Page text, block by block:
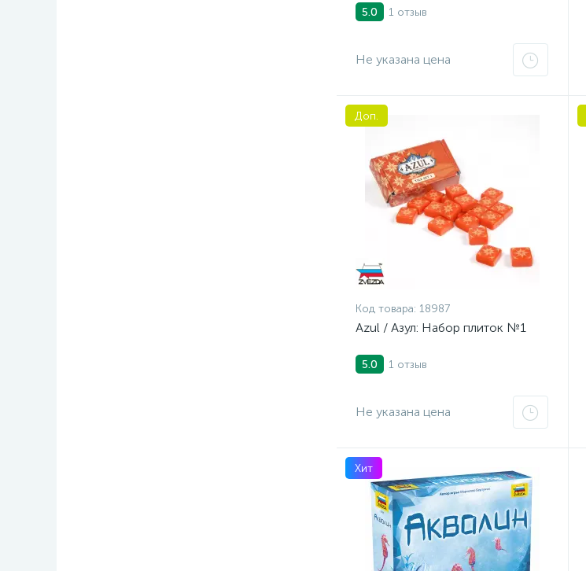
5.0 1 отзыв
Не указана цена
Доп.
Код товара: 18987
Azul / Азул: Набор плиток №1
5.0 1 отзыв
Не указана цена
Хит